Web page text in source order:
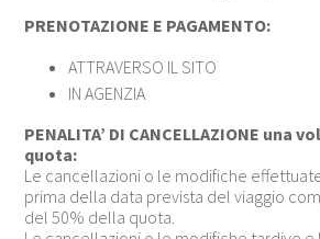
PRENOTAZIONE E PAGAMENTO:
ATTRAVERSO IL SITO
IN AGENZIA
PENALITA’ DI CANCELLAZIONE una
quota:
Le cancellazioni o le modifiche
prima della data prevista del viaggio
del 50% della quota.